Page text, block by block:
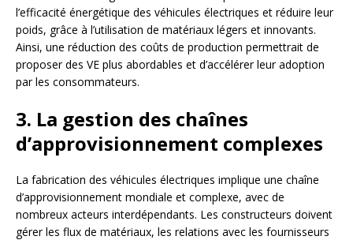
l’efficacité énergétique des véhicules électriques et réduire leur
poids, grâce à l’utilisation de matériaux légers et innovants.
Ainsi, une réduction des coûts de production permettrait de
proposer des VE plus abordables et d’accélérer leur adoption
par les consommateurs.
3. La gestion des chaînes
d’approvisionnement complexes
La fabrication des véhicules électriques implique une chaîne
d’approvisionnement mondiale et complexe, avec de
nombreux acteurs interdépendants. Les constructeurs doivent
gérer les flux de matériaux, les relations avec les fournisseurs